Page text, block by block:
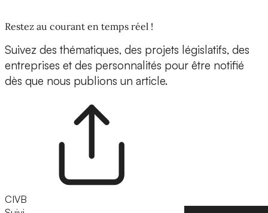
Restez au courant en temps réel !
Suivez des thématiques, des projets législatifs, des
entreprises et des personnalités pour être notifié
dès que nous publions un article.
CIVB